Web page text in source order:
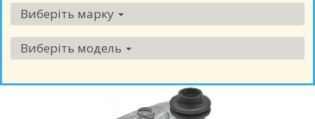
Виберіть марку
Виберіть модель